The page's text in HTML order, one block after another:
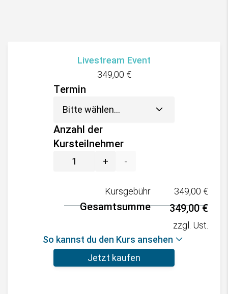
Livestream Event
349,00 €
Termin
Anzahl der
Kursteilnehmer
+ -
Kursgebühr 349,00 €
Gesamtsumme 349,00€
zzgl. Ust.
So kannst du den Kurs ansehen
Jetzt kaufen